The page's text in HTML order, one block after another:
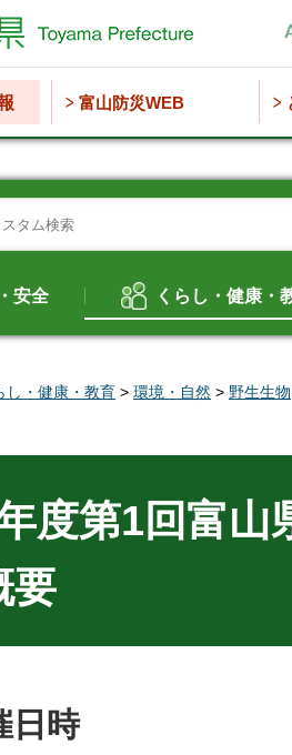
富山防災WEB
安全 くらし・健康・
し・健康・教育 > 環境・自然 > 野生生物
度第1回富山
要
時